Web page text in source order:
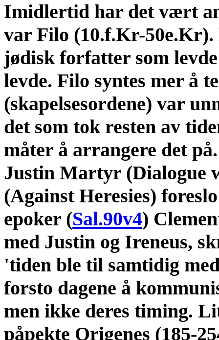
Imidlertid har det vært
var Filo (10.f.Kr-
jødisk forfatter som
levde. Filo syntes mer å
(skapelsesordene) var
det som tok resten av
måter å arrangere det
Justin Martyr (Dialogue
(Against Heresies)
epoker (Sal.90v4)
med Justin og Ireneus,
'tiden ble til samtidig
forsto dagene å
men ikke deres timing.
påpekte Origenes (185-